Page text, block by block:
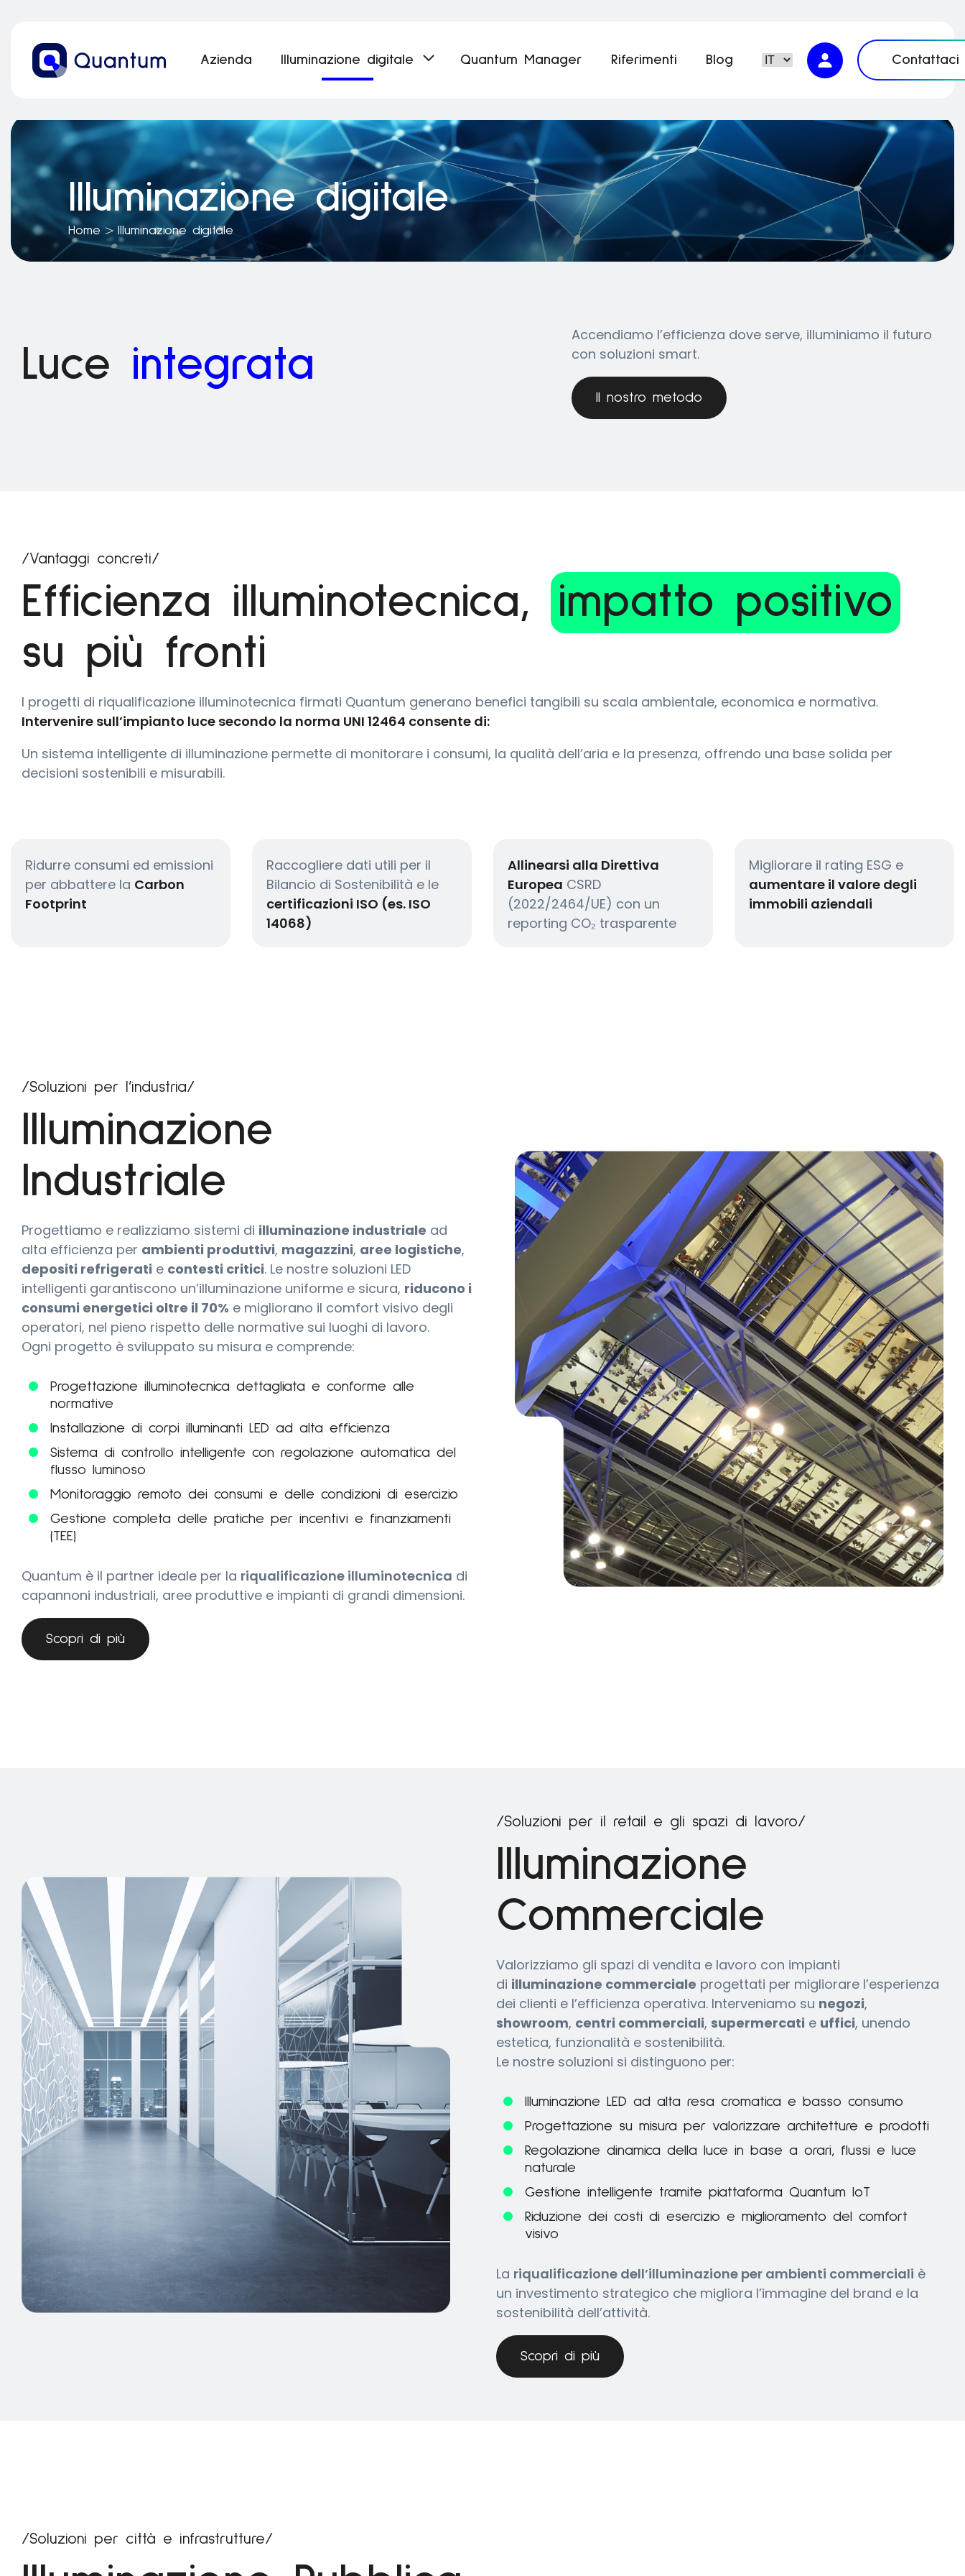
Azienda Illuminazione digitale Quantum Manager Riferimenti Blog Contattaci
Illuminazione digitale
Home > Illuminazione digitale
Luce integrata
Accendiamo l’efficienza dove serve, illuminiamo il futuro
con soluzioni smart.
Il nostro metodo
/Vantaggi concreti/
Efficienza illuminotecnica,
impatto positivo
su più fronti
I progetti di riqualificazione illuminotecnica firmati Quantum generano benefici tangibili su scala ambientale, economica e normativa.
Intervenire sull’impianto luce secondo la norma UNI 12464 consente di:
Un sistema intelligente di illuminazione permette di monitorare i consumi, la qualità dell’aria e la presenza, offrendo una base solida per
decisioni sostenibili e misurabili.
Ridurre consumi ed emissioni
per abbattere la Carbon
Footprint
Raccogliere dati utili per il
Bilancio di Sostenibilità e le
certificazioni ISO (es. ISO
14068)
Allinearsi alla Direttiva
Europea CSRD
(2022/2464/UE) con un
reporting CO₂ trasparente
Migliorare il rating ESG e
aumentare il valore degli
immobili aziendali
/Soluzioni per l’industria/
Illuminazione
Industriale
Progettiamo e realizziamo sistemi di illuminazione industriale ad
alta efficienza per ambienti produttivi, magazzini, aree logistiche,
depositi refrigerati e contesti critici. Le nostre soluzioni LED
intelligenti garantiscono un’illuminazione uniforme e sicura, riducono i
consumi energetici oltre il 70% e migliorano il comfort visivo degli
operatori, nel pieno rispetto delle normative sui luoghi di lavoro.
Ogni progetto è sviluppato su misura e comprende:
Progettazione illuminotecnica dettagliata e conforme alle
normative
Installazione di corpi illuminanti LED ad alta efficienza
Sistema di controllo intelligente con regolazione automatica del
flusso luminoso
Monitoraggio remoto dei consumi e delle condizioni di esercizio
Gestione completa delle pratiche per incentivi e finanziamenti
(TEE)
Quantum è il partner ideale per la riqualificazione illuminotecnica di
capannoni industriali, aree produttive e impianti di grandi dimensioni.
Scopri di più
/Soluzioni per il retail e gli spazi di lavoro/
Illuminazione
Commerciale
Valorizziamo gli spazi di vendita e lavoro con impianti
di illuminazione commerciale progettati per migliorare l’esperienza
dei clienti e l’efficienza operativa. Interveniamo su negozi,
showroom, centri commerciali, supermercati e uffici, unendo
estetica, funzionalità e sostenibilità.
Le nostre soluzioni si distinguono per:
Illuminazione LED ad alta resa cromatica e basso consumo
Progettazione su misura per valorizzare architetture e prodotti
Regolazione dinamica della luce in base a orari, flussi e luce
naturale
Gestione intelligente tramite piattaforma Quantum IoT
Riduzione dei costi di esercizio e miglioramento del comfort
visivo
La riqualificazione dell’illuminazione per ambienti commerciali è
un investimento strategico che migliora l’immagine del brand e la
sostenibilità dell’attività.
Scopri di più
/Soluzioni per città e infrastrutture/